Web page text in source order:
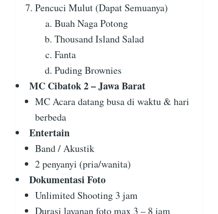
Pencuci Mulut (Dapat Semuanya)
Buah Naga Potong
Thousand Island Salad
Fanta
Puding Brownies
MC Cibatok 2 – Jawa Barat
MC Acara datang busa di waktu & hari
berbeda
Entertain
Band / Akustik
2 penyanyi (pria/wanita)
Dokumentasi Foto
Unlimited Shooting 3 jam
Durasi layanan foto max 3 – 8 jam